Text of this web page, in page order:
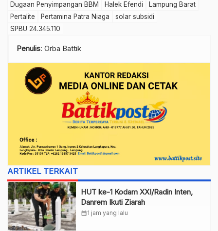
Dugaan Penyimpangan BBM
Halek Efendi
Lampung Barat
Pertalite
Pertamina Patra Niaga
solar subsidi
SPBU 24.345.110
Penulis: Orba Battik
ARTIKEL TERKAIT
HUT ke-1 Kodam XXI/Radin Inten,
Danrem Ikuti Ziarah
calendar_month1 jam yang lalu